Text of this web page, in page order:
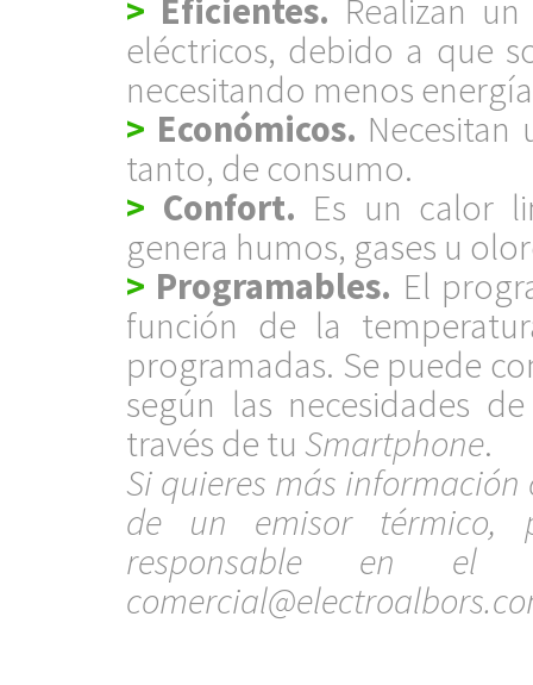
> Eficientes. Realizan
eléctricos, debido a que
necesitando menos
> Económicos.
tanto, de consumo.
> Confort. Es un calor
genera humos, gases u
> Programables. El
función de la
programadas. Se puede
según las necesidades
través de tu Smartphone.
Si quieres más
de un emisor térmico,
responsable en el